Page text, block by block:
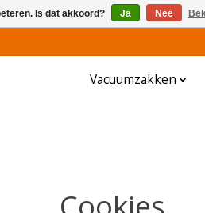
Vacuumzakken
Is dat akkoord? Ja Nee